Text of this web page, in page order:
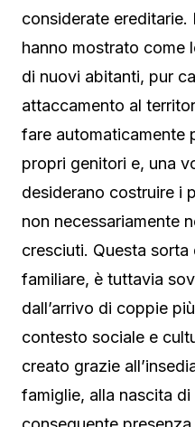
considerate ereditarie.
hanno mostrato come
di nuovi abitanti, pur
attaccamento al
fare automaticamente
propri genitori e, una
desiderano costruire i
non necessariamente
cresciuti. Questa
familiare, è tuttavia
dall’arrivo di coppie
contesto sociale e
creato grazie
famiglie, alla nascita